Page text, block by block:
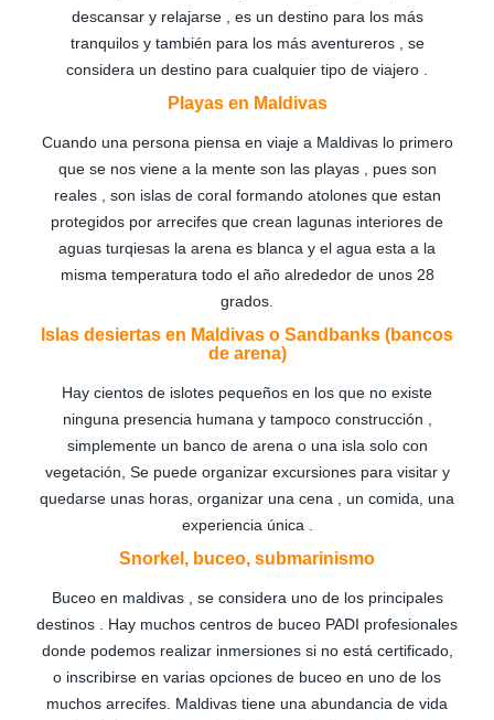
descansar y relajarse , es un destino para los más
tranquilos y también para los más aventureros , se
considera un destino para cualquier tipo de viajero .
Playas en Maldivas
Cuando una persona piensa en viaje a Maldivas lo primero
que se nos viene a la mente son las playas , pues son
reales , son islas de coral formando atolones que estan
protegidos por arrecifes que crean lagunas interiores de
aguas turqiesas la arena es blanca y el agua esta a la
misma temperatura todo el año alrededor de unos 28
grados.
Islas desiertas en Maldivas o Sandbanks (bancos
de arena)
Hay cientos de islotes pequeños en los que no existe
ninguna presencia humana y tampoco construcción ,
simplemente un banco de arena o una isla solo con
vegetación, Se puede organizar excursiones para visitar y
quedarse unas horas, organizar una cena , un comida, una
experiencia única .
Snorkel, buceo, submarinismo
Buceo en maldivas , se considera uno de los principales
destinos . Hay muchos centros de buceo PADI profesionales
donde podemos realizar inmersiones si no está certificado,
o inscribirse en varias opciones de buceo en uno de los
muchos arrecifes. Maldivas tiene una abundancia de vida